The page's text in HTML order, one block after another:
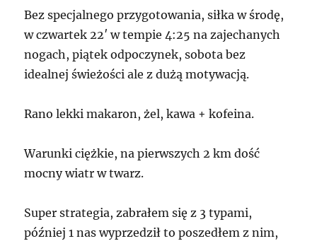
Bez specjalnego przygotowania, siłka w środę,
w czwartek 22′ w tempie 4:25 na zajechanych
nogach, piątek odpoczynek, sobota bez
idealnej świeżości ale z dużą motywacją.
Rano lekki makaron, żel, kawa + kofeina.
Warunki ciężkie, na pierwszych 2 km dość
mocny wiatr w twarz.
Super strategia, zabrałem się z 3 typami,
później 1 nas wyprzedził to poszedłem z nim,